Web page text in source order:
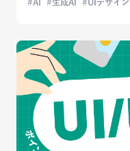
AI 生成AI UIデザイン